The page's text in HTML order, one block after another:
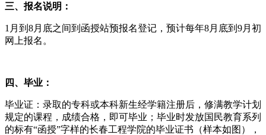
三、报名说明：
1月到8月底之间到函授站预报名登记，预计每年8月底到9月初
网上报名。
四、毕业：
毕业证：录取的专科或本科新生经学籍注册后，修满教学计划
规定的课程，成绩合格，即可毕业；毕业时发放国民教育系列
的标有“函授”字样的长春工程学院的毕业证书（样本如图），